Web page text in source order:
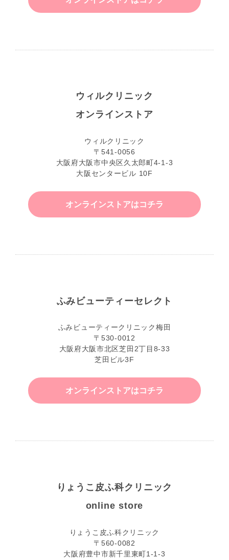
ウィルクリニック
オンラインストア
ウィルクリニック
〒541-0056
大阪府大阪市中央区久太郎町4-1-3
大阪センタービル 10F
オンラインストアはコチラ
ふみビューティーセレクト
ふみビューティークリニック梅田
〒530-0012
大阪府大阪市北区芝田2丁目8-33
芝田ビル3F
オンラインストアはコチラ
りょうこ皮ふ科クリニック
online store
りょうこ皮ふ科クリニック
〒560-0082
大阪府豊中市新千里東町1-1-3